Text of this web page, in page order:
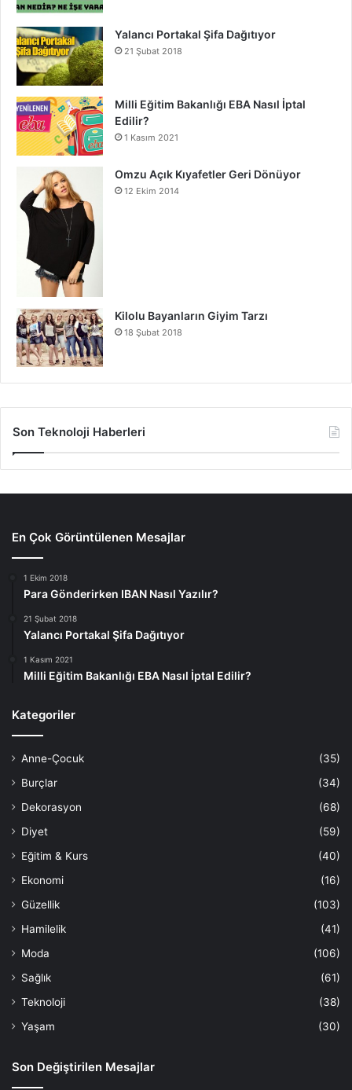
Yalancı Portakal Şifa Dağıtıyor
21 Şubat 2018
Milli Eğitim Bakanlığı EBA Nasıl İptal
Edilir?
1 Kasım 2021
Omzu Açık Kıyafetler Geri Dönüyor
12 Ekim 2014
Kilolu Bayanların Giyim Tarzı
18 Şubat 2018
Son Teknoloji Haberleri
En Çok Görüntülenen Mesajlar
1 Ekim 2018
Para Gönderirken IBAN Nasıl Yazılır?
21 Şubat 2018
Yalancı Portakal Şifa Dağıtıyor
1 Kasım 2021
Milli Eğitim Bakanlığı EBA Nasıl İptal Edilir?
Kategoriler
Anne-Çocuk
(35)
Burçlar
(34)
Dekorasyon
(68)
Diyet
(59)
Eğitim & Kurs
(40)
Ekonomi
(16)
Güzellik
(103)
Hamilelik
(41)
Moda
(106)
Sağlık
(61)
Teknoloji
(38)
Yaşam
(30)
Son Değiştirilen Mesajlar